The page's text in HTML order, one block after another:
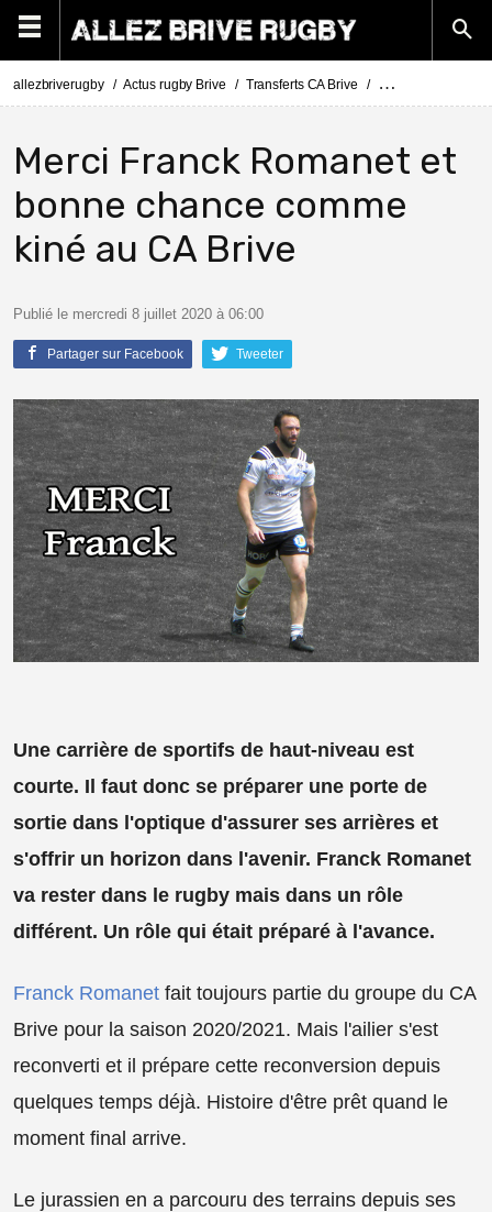
allezbriverugby Actus rugby Brive Transferts CA Brive Actus Transferts
Merci Franck Romanet et
bonne chance comme
kiné au CA Brive
Publié le mercredi 8 juillet 2020 à 06:00
Partager sur Facebook Tweeter
Une carrière de sportifs de haut-niveau est
courte. Il faut donc se préparer une porte de
sortie dans l'optique d'assurer ses arrières et
s'offrir un horizon dans l'avenir. Franck Romanet
va rester dans le rugby mais dans un rôle
différent. Un rôle qui était préparé à l'avance.
Franck Romanet fait toujours partie du groupe du CA
Brive pour la saison 2020/2021. Mais l'ailier s'est
reconverti et il prépare cette reconversion depuis
quelques temps déjà. Histoire d'être prêt quand le
moment final arrive.
Le jurassien en a parcouru des terrains depuis ses